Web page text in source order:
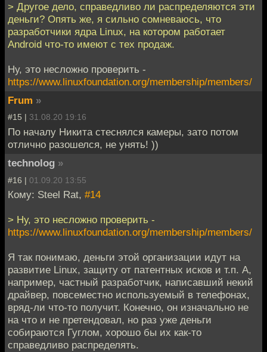
> Другое дело, справедливо ли распределяются эти
деньги? Опять же, я сильно сомневаюсь, что
разработчики ядра Linux, на котором работает
Android что-то имеют с тех продаж.
Ну, это несложно проверить -
https://www.linuxfoundation.org/membership/members/
Frum »
#15 | 31.08.20 19:16
По началу Никита стеснялся камеры, зато потом
отлично разошелся, не унять! ))
technolog »
#16 | 01.09.20 13:55
Кому: Steel Rat, #14
> Ну, это несложно проверить -
https://www.linuxfoundation.org/membership/members/
Я так понимаю, деньги этой организации идут на
развитие Linux, защиту от патентных исков и т.п. А,
например, частный разработчик, написавший некий
драйвер, повсеместно используемый в телефонах,
вряд-ли что-то получит. Конечно, он изначально не
на что и не претендовал, но раз уже деньги
собираются Гуглом, хорошо бы их как-то
справедливо распределять.